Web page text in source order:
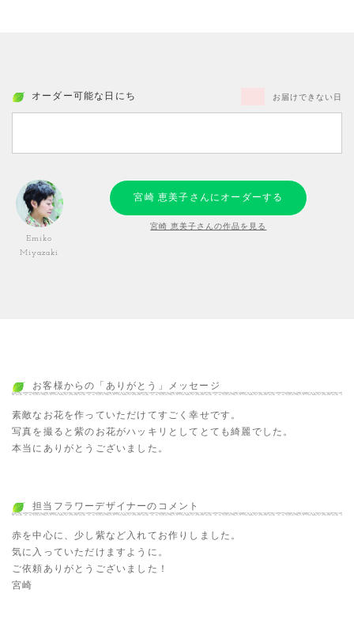
オーダー可能な日にち お届けできない日
Emiko
Miyazaki
宮崎 恵美子さんにオーダーする
宮崎 恵美子さんの作品を見る
お客様からの「ありがとう」メッセージ
素敵なお花を作っていただけてすごく幸せです。
写真を撮ると紫のお花がハッキリとしてとても綺麗でした。
本当にありがとうございました。
担当フラワーデザイナーのコメント
赤を中心に、少し紫など入れてお作りしました。
気に入っていただけますように。
ご依頼ありがとうございました！
宮崎